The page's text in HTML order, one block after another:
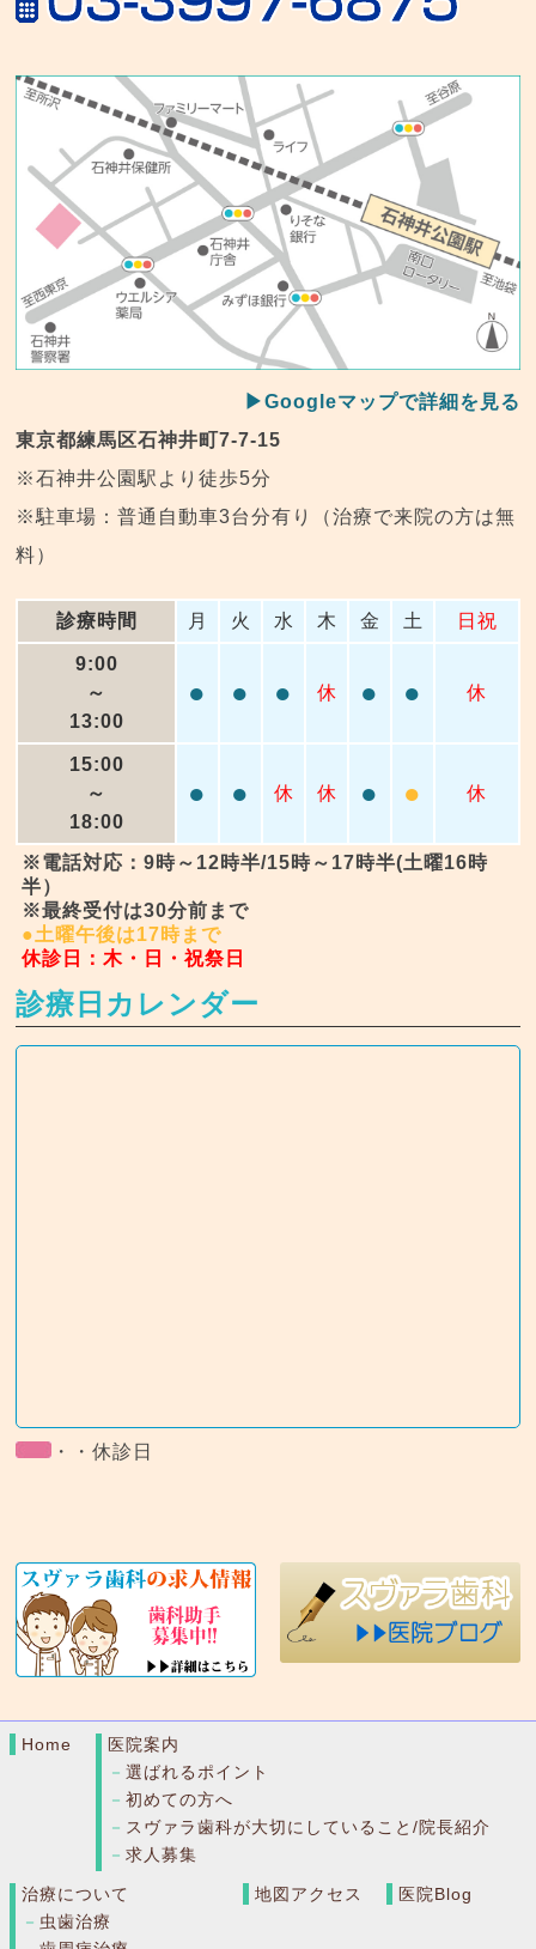
▶Googleマップで詳細を見る
東京都練馬区石神井町7-7-15
※石神井公園駅より徒歩5分
※駐車場：普通自動車3台分有り（治療で来院の方は無
料）
診療時間 月 火 水 木 金 土 日祝
9:00
～
13:00
● ● ● 休 ● ● 休
15:00
～
18:00
● ● 休 休 ● ● 休
※電話対応：9時～12時半/15時～17時半(土曜16時
半）
※最終受付は30分前まで
●土曜午後は17時まで
休診日：木・日・祝祭日
診療日カレンダー
・・休診日
Home
医院案内
選ばれるポイント
初めての方へ
スヴァラ歯科が大切にしていること/院長紹介
求人募集
治療について
虫歯治療
地図アクセス 医院Blog